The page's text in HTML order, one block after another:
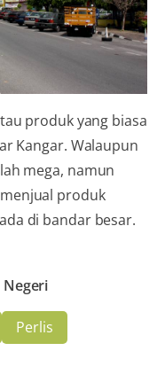
produk yang biasa
Kangar. Walaupun
mega, namun
produk
di bandar besar.
Negeri
Perlis